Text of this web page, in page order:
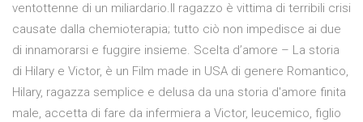
ventottenne di un miliardario.Il ragazzo è vittima di terribili crisi
causate dalla chemioterapia; tutto ciò non impedisce ai due
di innamorarsi e fuggire insieme. Scelta d’amore – La storia
di Hilary e Victor, è un Film made in USA di genere Romantico,
Hilary, ragazza semplice e delusa da una storia d'amore finita
male, accetta di fare da infermiera a Victor, leucemico, figlio